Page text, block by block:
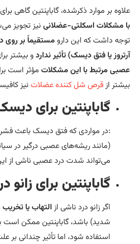
بر موارد ذکرشده، گاباپنتین گاهی برای
مشکلات اسکلتی-عضلانینیز تجویز می‌شود.
داشت که این دارو مستقیماً بر روی
یا فتق دیسک) تأثیر نداردو بیشتر برای
مرتبط با این مشکلاتمؤثر است برای
ازقرص شل کننده عضلاتنیز کافیست
گاباپنتین برای دیسک
در مواردی که فتق دیسک باعث
(مانند ریشه‌های عصبی درگیر در سیاتیک)
می‌تواند شدت درد عصبی ناشی از این
گاباپنتین برای زانو درد
اگر زانو درد ناشی ازالتهاب یا تخریب
شدید) باشد، گاباپنتین ممکن است
استفاده شود، اما تأثیر چندانی بر علت